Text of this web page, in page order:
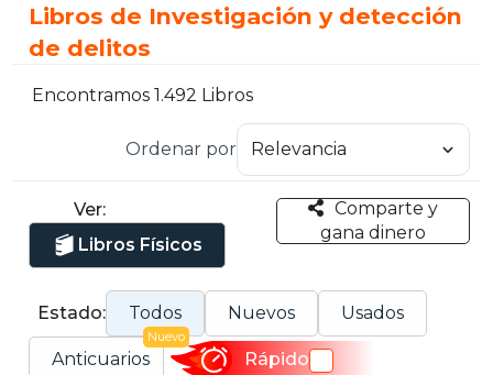
Libros de Investigación y detección
de delitos
Encontramos 1.492 Libros
Ordenar por
Ver:
Libros Físicos
Comparte y
gana dinero
Estado: Todos Nuevos Usados
Anticuarios
Nuevo
Rápido